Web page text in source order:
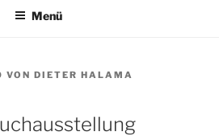
Menü
VON DIETER HALAMA